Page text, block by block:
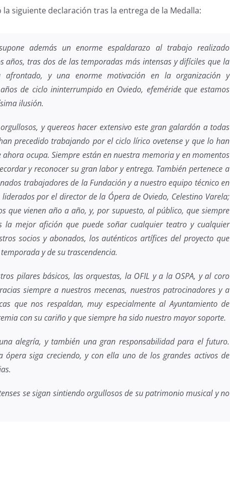
la siguiente declaración tras la entrega de la Medalla:
además un enorme espaldarazo al trabajo realizado
años, tras dos de las temporadas más intensas y difíciles que la
afrontado, y una enorme motivación en la organización y
de ciclo ininterrumpido en Oviedo, efeméride que estamos
ilusión.
y quereos hacer extensivo este gran galardón a todas
precedido trabajando por el ciclo lírico ovetense y que lo han
ocupa. Siempre están en nuestra memoria y en momentos
y reconocer su gran labor y entrega. También pertenece a
trabajadores de la Fundación y a nuestro equipo técnico en
por el director de la Ópera de Oviedo, Celestino Varela;
que vienen año a año, y, por supuesto, al público, que siempre
la mejor afición que puede soñar cualquier teatro y cualquier
socios y abonados, los auténticos artífices del proyecto que
y de su trascendencia.
pilares básicos, las orquestas, la OFIL y a la OSPA, y al coro
siempre a nuestros mecenas, nuestros patrocinadores y a
que nos respaldan, muy especialmente al Ayuntamiento de
con su cariño y que siempre ha sido nuestro mayor soporte.
alegría, y también una gran responsabilidad para el futuro.
ópera siga creciendo, y con ella uno de los grandes activos de
se sigan sintiendo orgullosos de su patrimonio musical y no